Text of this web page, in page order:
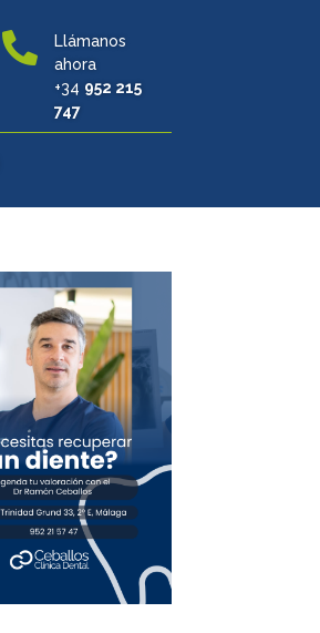

Llámanos
ahora
+34 952 215
747